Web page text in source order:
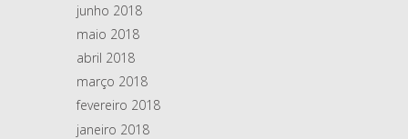
junho 2018
maio 2018
abril 2018
março 2018
fevereiro 2018
janeiro 2018